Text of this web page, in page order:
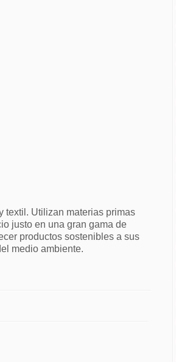
textil. Utilizan materias primas
justo en una gran gama de
productos sostenibles a sus
medio ambiente.